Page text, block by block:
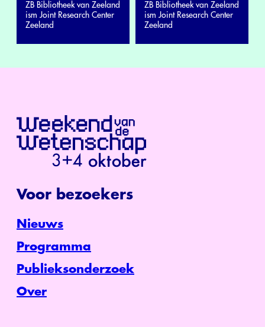
ZB Bibliotheek van Zeeland
ism Joint Research Center
Zeeland
ZB Bibliotheek van Zeeland
ism Joint Research Center
Zeeland
Voor bezoekers
Nieuws
Programma
Publieksonderzoek
Over